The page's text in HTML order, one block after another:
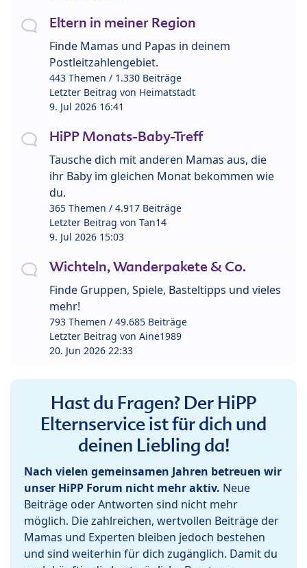
Eltern in meiner Region
Finde Mamas und Papas in deinem
Postleitzahlengebiet.
443 Themen / 1.330 Beiträge
Letzter Beitrag von Heimatstadt
9. Jul 2026 16:41
HiPP Monats-Baby-Treff
Tausche dich mit anderen Mamas aus, die
ihr Baby im gleichen Monat bekommen wie
du.
365 Themen / 4.917 Beiträge
Letzter Beitrag von Tan14
9. Jul 2026 15:03
Wichteln, Wanderpakete & Co.
Finde Gruppen, Spiele, Basteltipps und vieles
mehr!
793 Themen / 49.685 Beiträge
Letzter Beitrag von Aine1989
20. Jun 2026 22:33
Hast du Fragen? Der HiPP
Elternservice ist für dich und
deinen Liebling da!
Nach vielen gemeinsamen Jahren betreuen wir
unser HiPP Forum nicht mehr aktiv. Neue
Beiträge oder Antworten sind nicht mehr
möglich. Die zahlreichen, wertvollen Beiträge der
Mamas und Experten bleiben jedoch bestehen
und sind weiterhin für dich zugänglich. Damit du